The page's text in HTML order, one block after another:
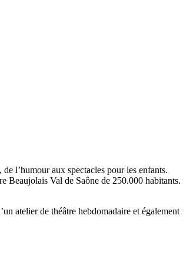
l’humour aux spectacles pour les enfants.
Beaujolais Val de Saône de 250.000 habitants.
atelier de théâtre hebdomadaire et également